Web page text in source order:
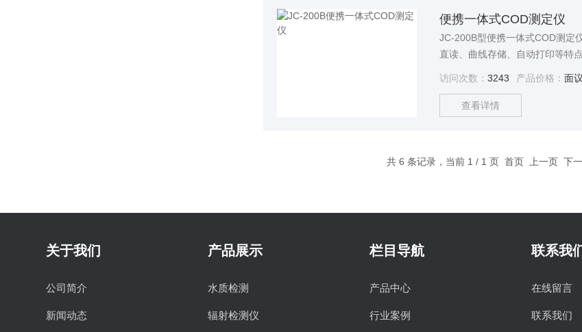
便携一体式COD测定仪
JC-200B型便携一体式COD测定
直读、曲线存储、自动打印等特
访问次数：3243 产品价格：面议
查看详情
共 6 条记录，当前 1 / 1 页 首页 上一页 下
关于我们
公司简介
新闻动态
产品展示
水质检测
辐射检测仪
栏目导航
产品中心
行业案例
联系我
在线留言
联系我们